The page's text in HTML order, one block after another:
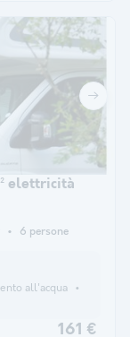
elettricità
6 persone
all'acqua
161 €